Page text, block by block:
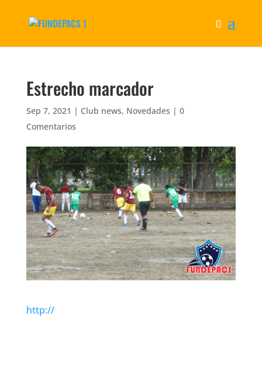
Estrecho marcador
Sep 7, 2021 | Club news, Novedades | 0
Comentarios
http://